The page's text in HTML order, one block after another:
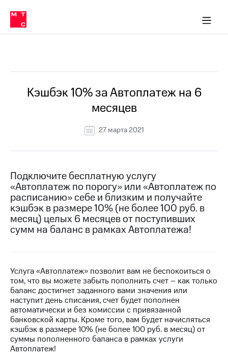
связь
Сервисы и подписки
30% на связь
кабинеты
Мобильная
и
Спутниковое
номер
в МТС
Тарифы
Услуги
Семейная
группа
Заказать
SIM-
карту
Оформить
eSIM
в МТС
Услуги
приложение
Мой
МТС
Акции
Скидка 30%
на связь
RED,
РИИЛ
и МТС
Супер
дешевле
при
оплате
с карты
МТС
Деньги
Кэшбэк 10% за Автоплатеж на 6
месяцев
27 марта 2021
Подключите бесплатную услугу
«Автоплатеж по порогу» или «Автоплатеж по
расписанию» себе и близким и получайте
кэшбэк в размере 10% (не более 100 руб. в
месяц) целых 6 месяцев от поступивших
сумм на баланс в рамках Автоплатежа!
Услуга «Автоплатеж» позволит вам не беспокоиться о
том, что вы можете забыть пополнить счет – как только
баланс достигнет заданного вами значения или
наступит день списания, счет будет пополнен
автоматически и без комиссии с привязанной
банковской карты. Кроме того, вам будет начисляться
кэшбэк в размере 10% (не более 100 руб. в месяц) от
суммы пополненного баланса в рамках услуги
Автоплатеж!